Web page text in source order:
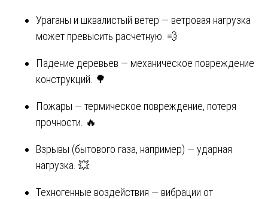
Ураганы и шквалистый ветер — ветровая нагрузка
может превысить расчетную. 💨
Падение деревьев — механическое повреждение
конструкций. 🌳
Пожары — термическое повреждение, потеря
прочности. 🔥
Взрывы (бытового газа, например) — ударная
нагрузка. 💥
Техногенные воздействия — вибрации от